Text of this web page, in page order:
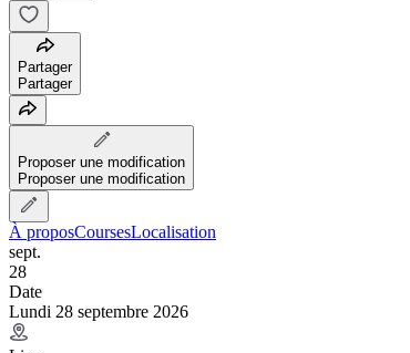
Partager
Partager
Proposer une modification
Proposer une modification
À proposCoursesLocalisation
sept.
28
Date
Lundi 28 septembre 2026